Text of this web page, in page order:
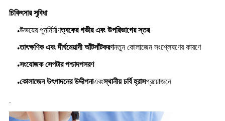
চিকিৎসার সুবিধা
●উভয়ের পুনর্নির্মাণত্বকের গভীর এবং উপরিভাগের স্তর
●তাৎক্ষণিক এবং দীর্ঘমেয়াদী আঁটসাঁটকরণনতুন কোলাজেন সংশ্লেষণের কারণে
●সংযোজক সেপটার পশ্চাদপসরণ
●কোলাজেন উৎপাদনের উদ্দীপনাএবংস্থানীয় চর্বি হ্রাসপ্রয়োজনে